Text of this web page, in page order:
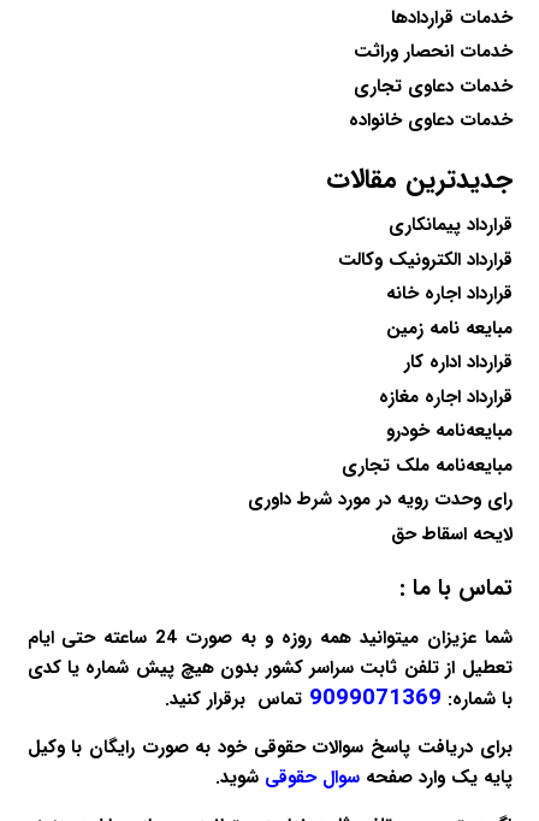
خدمات قراردادها
خدمات انحصار وراثت
خدمات دعاوی تجاری
خدمات دعاوی خانواده
جدیدترین مقالات
قرارداد پیمانکاری
قرارداد الکترونیک وکالت
قرارداد اجاره خانه
مبایعه نامه زمین
قرارداد اداره کار
قرارداد اجاره مغازه
مبایعه‌نامه خودرو
مبایعه‌نامه ملک تجاری
رای وحدت رویه در مورد شرط داوری
لایحه اسقاط حق
تماس با ما :
شما عزیزان میتوانید همه روزه و به صورت 24 ساعته حتی ایام
تعطیل از تلفن ثابت سراسر کشور بدون هیچ پیش شماره یا کدی
با شماره: 9099071369 تماس برقرار کنید.
برای دریافت پاسخ سوالات حقوقی خود به صورت رایگان با وکیل
پایه یک وارد صفحهسوال حقوقی شوید.